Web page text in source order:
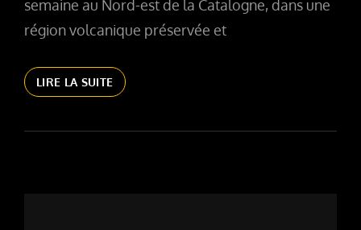
semaine au Nord-est de la Catalogne, dans une
région volcanique préservée et
LIRE LA SUITEPETITES
RENCONTRES
EN